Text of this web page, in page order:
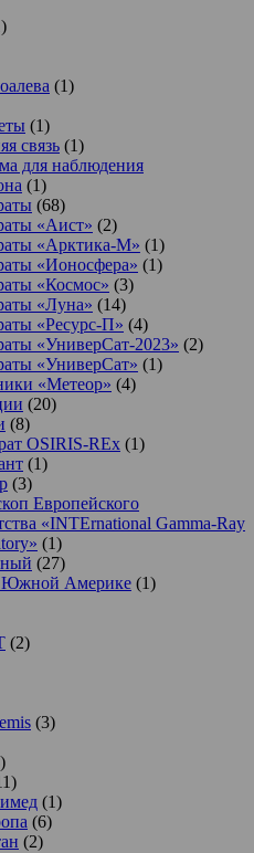
(1)
(1)
связь (1)
для наблюдения
(1)
(68)
«Аист» (2)
«Арктика-М» (1)
«Ионосфера» (1)
«Космос» (3)
«Луна» (14)
«Ресурс-П» (4)
«УниверСат-2023» (2)
«УниверСат» (1)
«Метеор» (4)
(20)
(8)
OSIRIS-REx (1)
(1)
(3)
Европейского
«INTErnational Gamma-Ray
(1)
(27)
Южной Америке (1)
(2)
(3)
(1)
(6)
(2)